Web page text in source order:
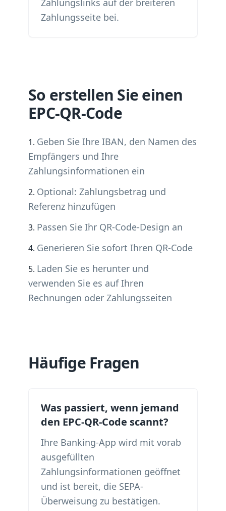
Zahlungslinks auf der breiteren
Zahlungsseite bei.
So erstellen Sie einen
EPC-QR-Code
Geben Sie Ihre IBAN, den Namen des
Empfängers und Ihre
Zahlungsinformationen ein
Optional: Zahlungsbetrag und
Referenz hinzufügen
Passen Sie Ihr QR-Code-Design an
Generieren Sie sofort Ihren QR-Code
Laden Sie es herunter und
verwenden Sie es auf Ihren
Rechnungen oder Zahlungsseiten
Häufige Fragen
Was passiert, wenn jemand
den EPC-QR-Code scannt?
Ihre Banking-App wird mit vorab
ausgefüllten
Zahlungsinformationen geöffnet
und ist bereit, die SEPA-
Überweisung zu bestätigen.